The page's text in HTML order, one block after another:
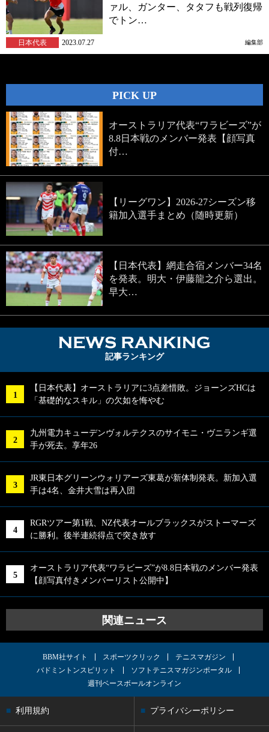
ァル、ガンター、タタフも戦列復帰
でトン…
日本代表 2023.07.27 編集部
PICK UP
オーストラリア代表“ワラビーズ”が
8.8日本戦のメンバー発表【顔写真
付…
【リーグワン】2026-27シーズン移
籍加入選手まとめ（随時更新）
【日本代表】網走合宿メンバー34名
を発表。明大・伊藤龍之介ら選出。
早大…
記事ランキング
【日本代表】オーストラリアに3点差惜敗。ジョーンズHCは
「基礎的なスキル」の欠如を悔やむ
九州電力キューデンヴォルテクスのサイモニ・ヴニランギ選
手が死去。享年26
JR東日本グリーンウォリアーズ東葛が新体制発表。新加入選
手は4名、金井大雪は再入団
RGRツアー第1戦、NZ代表オールブラックスがストーマーズ
に勝利。後半連続得点で突き放す
オーストラリア代表“ワラビーズ”が8.8日本戦のメンバー発表
【顔写真付きメンバーリスト公開中】
関連ニュース
BBM社サイト スポーツクリック
テニスマガジン
バドミントンスピリット
ソフトテニスマガジンポータル
週刊ベースボールオンライン
利用規約 プライバシーポリシー